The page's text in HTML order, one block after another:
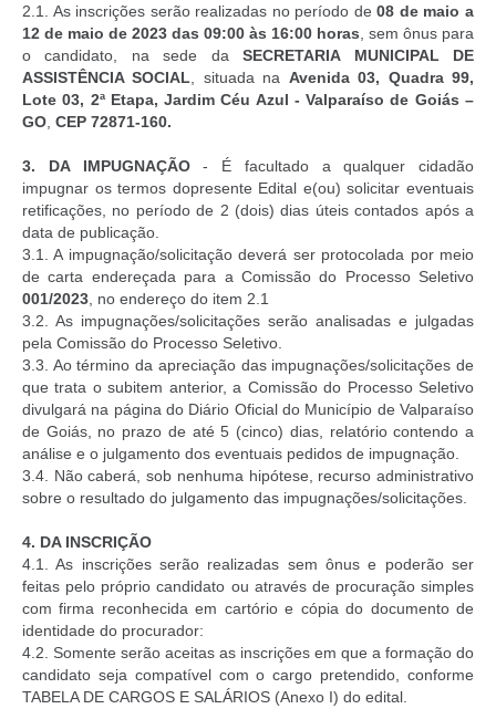
2.1. As inscrições serão realizadas no período de 08 de maio a
12 de maio de 2023 das 09:00 às 16:00 horas , sem ônus para
o candidato, na sede daSECRETARIA MUNICIPAL DE
ASSISTÊNCIA SOCIAL , situada na Avenida 03, Quadra 99,
Lote 03, 2ª Etapa, Jardim Céu Azul - Valparaíso de Goiás –
GO CEP 72871-160.
3. DA IMPUGNAÇÃO- É facultado a qualquer cidadão
impugnar os termos dopresente Edital e(ou) solicitar eventuais
retificações, no período de 2 (dois) dias úteis contados após a
data de publicação.
3.1. A impugnação/solicitação deverá ser protocolada por meio
de carta endereçada para a Comissão do Processo Seletivo
001/2023 , no endereço do item 2.1
3.2. As impugnações/solicitações serão analisadas e julgadas
pela Comissão do Processo Seletivo.
3.3. Ao término da apreciação das impugnações/solicitações de
que trata o subitem anterior, a Comissão do Processo Seletivo
divulgará na página do Diário Oficial do Município de Valparaíso
de Goiás, no prazo de até 5 (cinco) dias, relatório contendo a
análise e o julgamento dos eventuais pedidos de impugnação.
3.4. Não caberá, sob nenhuma hipótese, recurso administrativo
sobre o resultado do julgamento das impugnações/solicitações.
4. DA INSCRIÇÃO
4.1. As inscrições serão realizadas sem ônus e poderão ser
feitas pelo próprio candidato ou através de procuração simples
com firma reconhecida em cartório e cópia do documento de
identidade do procurador:
4.2. Somente serão aceitas as inscrições em que a formação do
candidato seja compatível com o cargo pretendido, conforme
TABELA DE CARGOS E SALÁRIOS (Anexo I) do edital.